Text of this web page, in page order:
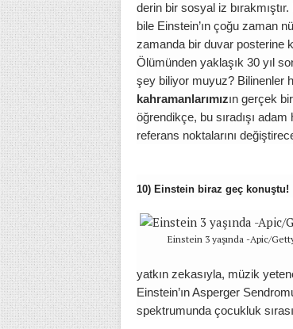
derin bir sosyal iz
bile Einstein’ın çoğu zaman
zamanda bir duvar posterine
Ölümünden yaklaşık 30 yıl
şey biliyor muyuz? Bilinenler
kahramanlarımızın gerçek
öğrendikçe, bu sıradışı
referans noktalarını
10) Einstein biraz geç konuştu!
Einstein 3 yaşında -Apic/
yatkın zekasıyla, müzik
Einstein’ın Asperger
spektrumunda çocukluk